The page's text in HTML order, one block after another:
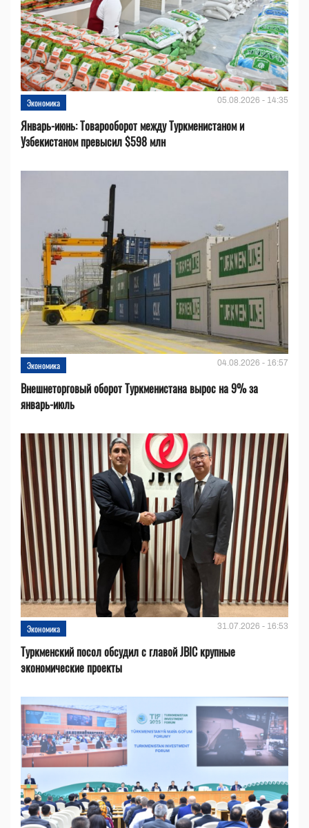
Экономика 05.08.2026 - 14:35
Январь-июнь: Товарооборот между Туркменистаном и
Узбекистаном превысил $598 млн
Экономика 04.08.2026 - 16:57
Внешнеторговый оборот Туркменистана вырос на 9% за
январь-июль
Экономика 31.07.2026 - 16:53
Туркменский посол обсудил с главой JBIC крупные
экономические проекты